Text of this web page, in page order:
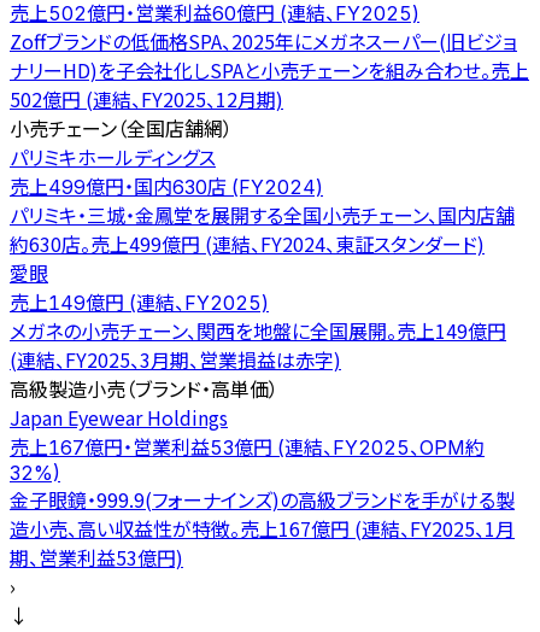
売上502億円・営業利益60億円 (連結、FY2025)
Zoffブランドの低価格SPA、2025年にメガネスーパー(旧ビジョ
ナリーHD)を子会社化しSPAと小売チェーンを組み合わせ。売上
502億円 (連結、FY2025、12月期)
小売チェーン（全国店舗網）
パリミキホールディングス
売上499億円・国内630店 (FY2024)
パリミキ・三城・金鳳堂を展開する全国小売チェーン、国内店舗
約630店。売上499億円 (連結、FY2024、東証スタンダード)
愛眼
売上149億円 (連結、FY2025)
メガネの小売チェーン、関西を地盤に全国展開。売上149億円
(連結、FY2025、3月期、営業損益は赤字)
高級製造小売（ブランド・高単価）
Japan Eyewear Holdings
売上167億円・営業利益53億円 (連結、FY2025、OPM約
32%)
金子眼鏡・999.9(フォーナインズ)の高級ブランドを手がける製
造小売、高い収益性が特徴。売上167億円 (連結、FY2025、1月
期、営業利益53億円)
›
↓